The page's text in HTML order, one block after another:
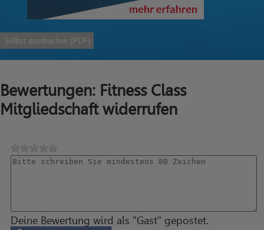
Selbst ausdruchen (PDF)
Bewertungen: Fitness Class
Mitgliedschaft widerrufen
Deine Bewertung wird als "Gast" gepostet.